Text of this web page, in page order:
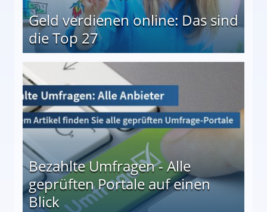
Geld verdienen online: Das sind
die Top 27
Bezahlte Umfragen - Alle
geprüften Portale auf einen
Blick